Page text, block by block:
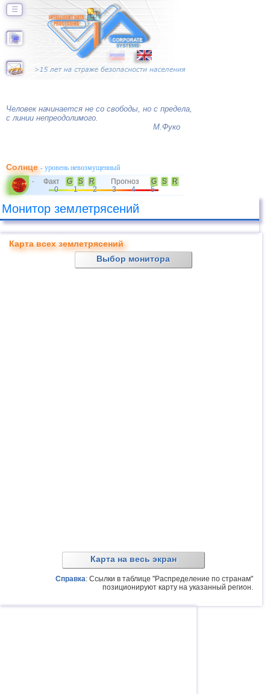
☰
Человек начинается не со свободы, но с предела,
с линии непреодолимого.
М.Фуко
Солнце- уровень невозмущенный
- Факт G S R Прогноз G S
R
0
1 2 3 4 5
Монитор землетрясений
Карта всех землетрясений
Выбор монитора
Карта на весь экран
Справка: Ссылки в таблице "Распределение по странам"
позиционируют карту на указанный регион.